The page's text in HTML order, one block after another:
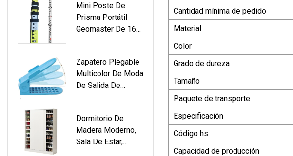
Mini Poste De
Prisma Portátil
Geomaster De 164
Objetivos
Topográficos
Zapatero Plegable
Multicolor De Moda
De Salida De
Dormitorio De
Madera Moderno,
Sala De Estar,
Cantidad mínima de pedido
Material
Color
Grado de dureza
Tamaño
Paquete de transporte
Especificación
Código hs
Capacidad de producción